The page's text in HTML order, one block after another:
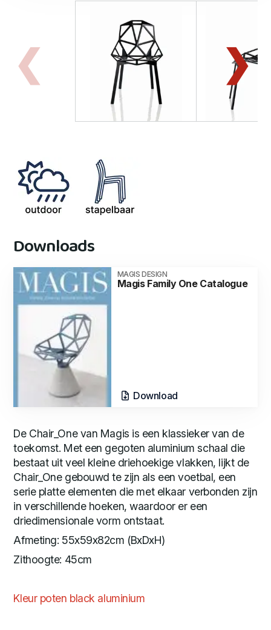
Downloads
MAGIS DESIGN
Magis Family One Catalogue
Download
De Chair_One van Magis is een klassieker van de
toekomst. Met een gegoten aluminium schaal die
bestaat uit veel kleine driehoekige vlakken, lijkt de
Chair_One gebouwd te zijn als een voetbal, een
serie platte elementen die met elkaar verbonden zijn
in verschillende hoeken, waardoor er een
driedimensionale vorm ontstaat.
Afmeting: 55x59x82cm (BxDxH)
Zithoogte: 45cm
Kleur poten black aluminium